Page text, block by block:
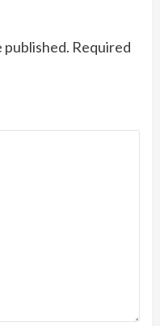
published. Required